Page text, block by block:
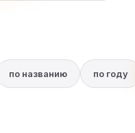
по названию по году